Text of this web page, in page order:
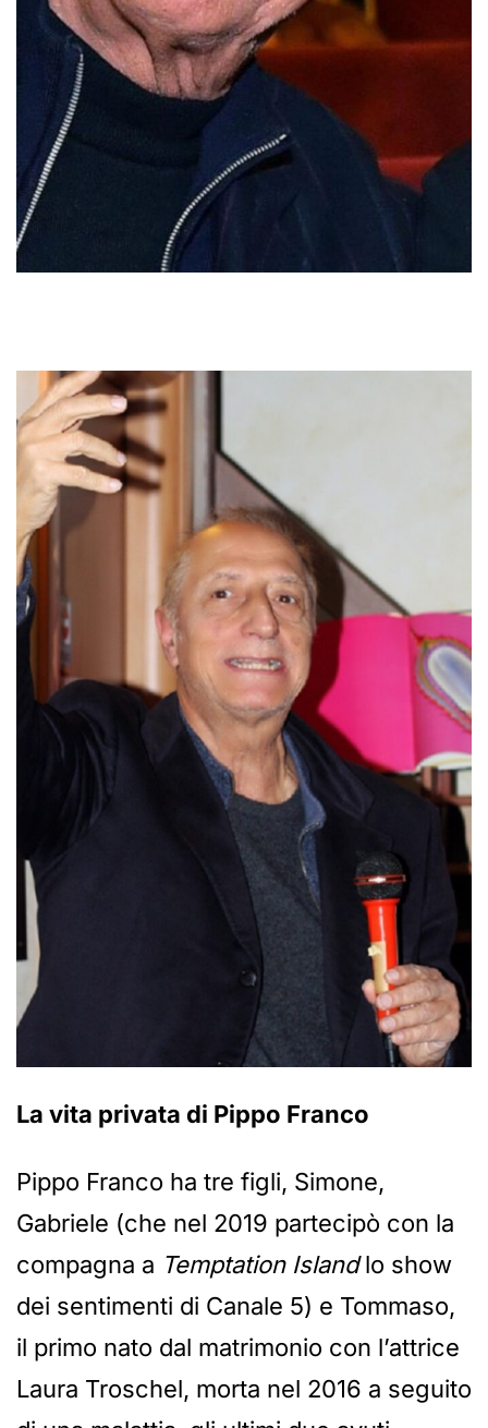
La vita privata di Pippo Franco
Pippo Franco ha tre figli, Simone,
Gabriele (che nel 2019 partecipò con la
compagna a Temptation Islandlo show
dei sentimenti di Canale 5) e Tommaso,
il primo nato dal matrimonio con l’attrice
Laura Troschel, morta nel 2016 a seguito